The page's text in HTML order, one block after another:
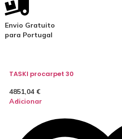
Envio Gratuito
para Portugal
TASKI procarpet 30
4851,04 €
Adicionar